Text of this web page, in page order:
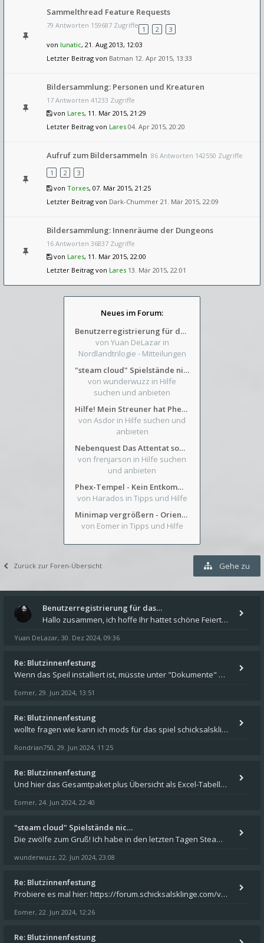
Sammelthread Feature Requests
79 Antworten 159687 Zugriffe 1 2
3
von lunatic, 21. Aug 2013, 12:03
Letzter Beitrag von Batman 12. Apr 2015, 13:33
Bildersammlung: Personen und Kreaturen
17 Antworten 41233 Zugriffe
von Lares, 11. Mär 2015, 21:29
Letzter Beitrag von Lares 04. Apr 2015, 20:20
Aufruf zum Bildersammeln 86 Antworten 142550 Zugriffe
1
2
3
von Torxes, 07. Mär 2015, 21:25
Letzter Beitrag von Dark-Chummer 21. Mär 2015, 22:09
Bildersammlung: Innenräume der Dungeons
16 Antworten 36837 Zugriffe
von Lares, 11. Mär 2015, 22:00
Letzter Beitrag von Lares 13. Mär 2015, 22:01
Neues im Forum:
Benutzerregistrierung für das SchickHD-/SchweifHD-Forum gesperrt
von Yuan DeLazar in
Nordlandtrilogie - Mitteilungen
"steam cloud" Spielstände nicht verfügbar
von wunderwuzz in Hilfe
suchen und anbieten
Hilfe! Mein Streuner hat Phexens Gunst verloren...
von Asdor in Hilfe suchen und
anbieten
Nebenquest Das Attentat sowie Beilunker Reiter und zwei kleine Ausrüstungsfragen
von frenjarson in Hilfe suchen
und anbieten
Phex-Tempel - Kein Entkommen aus Weinkeller/Bibliothek Trakt
von Harados in Tipps und Hilfe
Minimap vergrößern - Orientierung in Blutzinnen
von Eomer in Tipps und Hilfe
Zurück zur Foren-Übersicht Gehe zu
Benutzerregistrierung für das…
Hallo zusammen, ich hoffe Ihr hattet schöne Feiertage und kommt auch gut ins neue Jahr. Ich schreibe hier kurz zur Infor
Yuan DeLazar, 30. Dez 2024, 09:36
Re: Blutzinnenfestung
Wenn das Speil installiert ist, müsste unter "Dokumente" auf Deinem Rechner ein Verzeichnis "blade of destiny" sein. Dar
Eomer, 29. Jun 2024, 13:51
Re: Blutzinnenfestung
wollte fragen wie kann ich mods für das spiel schicksalsklinge in das spieleverzeichnis kopieren und in welches
Rondrian750, 29. Jun 2024, 11:25
Re: Blutzinnenfestung
Und hier das Gesamtpaket plus Übersicht als Excel-Tabelle: https://forum.schicksalsklinge.com/viewtopic.php?f=239&t=156
Eomer, 24. Jun 2024, 22:40
"steam cloud" Spielstände nic…
Die zwölfe zum Gruß! Ich habe in den letzten Tagen Steam auf meinem Desktop PC mit Windows 11 installiert und über Steam
wunderwuzz, 22. Jun 2024, 23:08
Re: Blutzinnenfestung
Probiere es mal hier: https://forum.schicksalsklinge.com/viewtopic.php?f=239&t=15661
Eomer, 22. Jun 2024, 12:26
Re: Blutzinnenfestung